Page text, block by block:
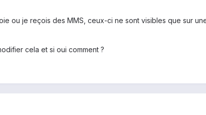
ou je reçois des MMS, ceux-ci ne sont visibles que sur
cela et si oui comment ?